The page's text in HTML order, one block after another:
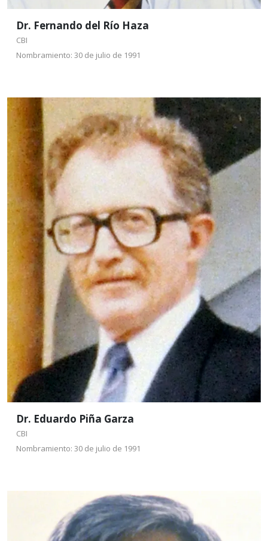
Dr. Fernando del Río Haza
CBI
Nombramiento: 30 de julio de 1991
Dr. Eduardo Piña Garza
CBI
Nombramiento: 30 de julio de 1991
Dr. Eduardo Piña
Garza
Nombramiento: 30 de julio
Mexicano por nacimiento (1939). Sus estudios de
licenciatura en Física los cursó en la Facultad de
Ciencias de la UNAM y los de doctorado en la
Universidad Libre de Bruselas, Bélgica.
Leer más
Dr. José Ricardo
Gómez Romero